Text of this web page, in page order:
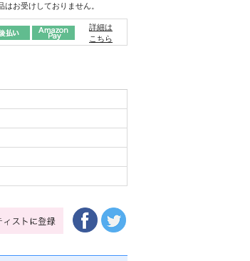
はお受けしておりません。
詳細は
こちら